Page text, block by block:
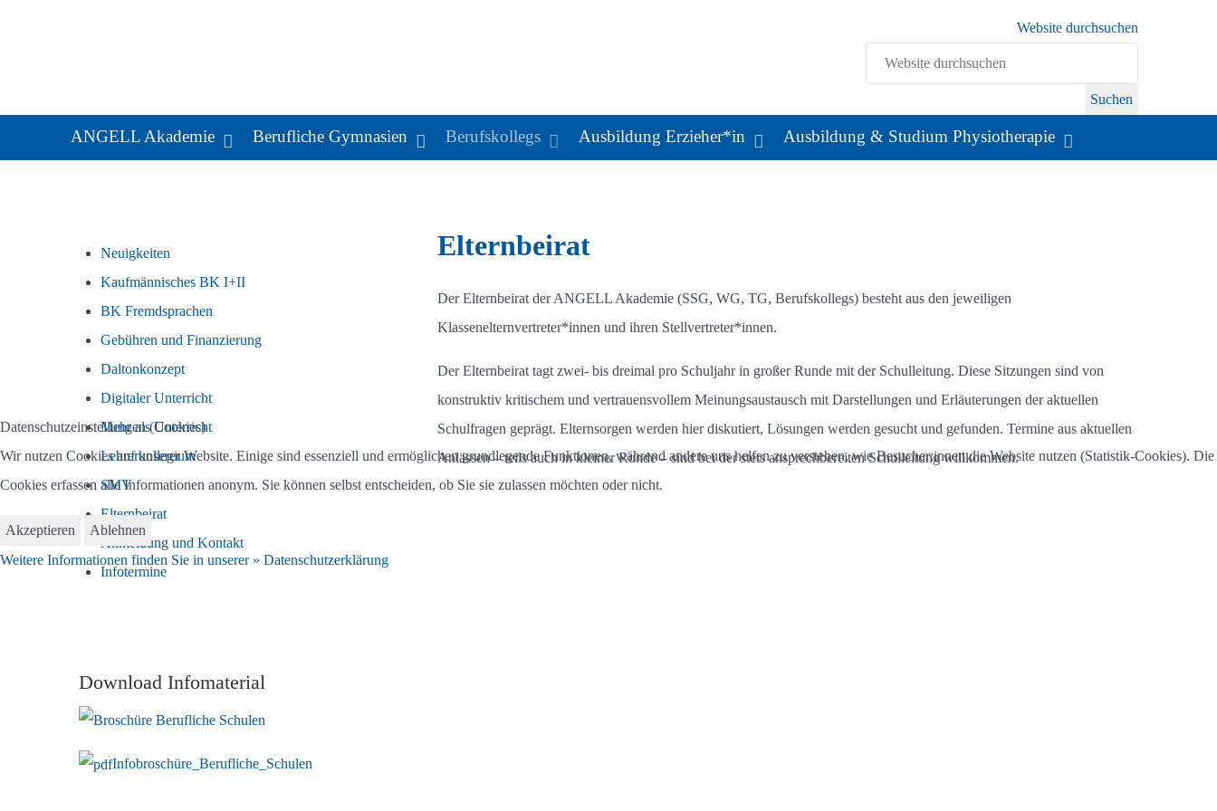
Website durchsuchen
Suchen
ANGELL Akademie Berufliche Gymnasien Berufskollegs Ausbildung Erzieher*in Ausbildung & Studium Physiotherapie
Neuigkeiten
Kaufmännisches BK I+II
BK Fremdsprachen
Gebühren und Finanzierung
Daltonkonzept
Digitaler Unterricht
Mehr als Unterricht
Lehrerkollegium
SMV
Elternbeirat
Anmeldung und Kontakt
Infotermine
Download Infomaterial
Infobroschüre_Berufliche_Schulen
Elternbeirat
Der Elternbeirat der ANGELL Akademie (SSG, WG, TG, Berufskollegs) besteht aus den jeweiligen
Klassenelternvertreter*innen und ihren Stellvertreter*innen.
Der Elternbeirat tagt zwei- bis dreimal pro Schuljahr in großer Runde mit der Schulleitung. Diese Sitzungen sind von
konstruktiv kritischem und vertrauensvollem Meinungsaustausch mit Darstellungen und Erläuterungen der aktuellen
Schulfragen geprägt. Elternsorgen werden hier diskutiert, Lösungen werden gesucht und gefunden. Termine aus aktuellen
Anlässen – teils auch in kleiner Runde – sind bei der stets ansprechbereiten Schulleitung willkommen.
Datenschutzeinstellungen (Cookies)
Wir nutzen Cookies auf unserer Website. Einige sind essenziell und ermöglichen grundlegende Funktionen, während andere uns helfen zu verstehen, wie Besucher:innen die Website nutzen (Statistik-Cookies). Die
Cookies erfassen alle Informationen anonym. Sie können selbst entscheiden, ob Sie sie zulassen möchten oder nicht.
Akzeptieren
Ablehnen
Weitere Informationen finden Sie in unserer » Datenschutzerklärung